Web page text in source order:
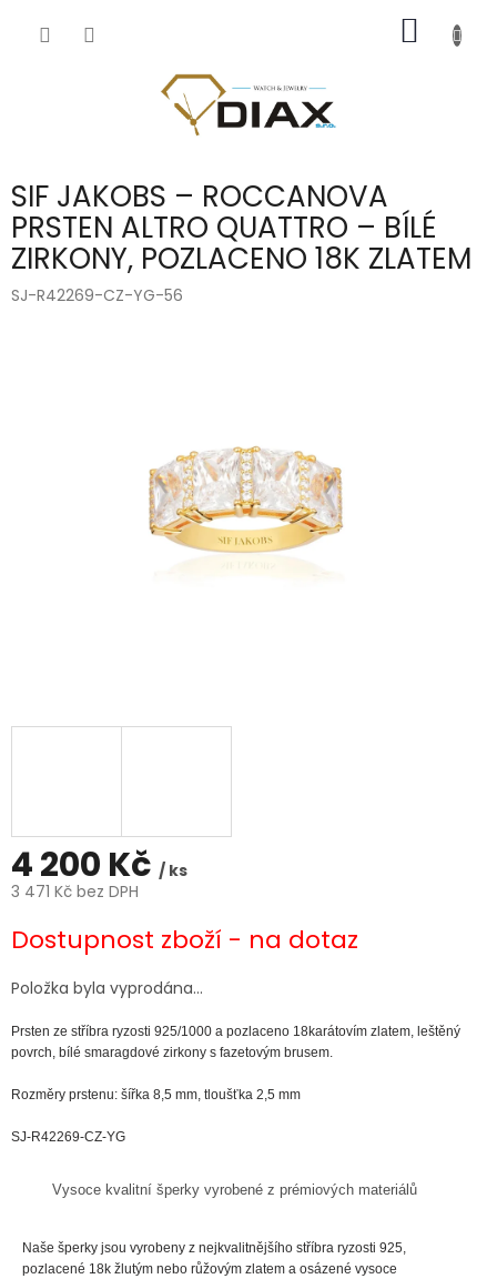
KOŠÍK
SIF JAKOBS – ROCCANOVA
PRSTEN ALTRO QUATTRO – BÍLÉ
ZIRKONY, POZLACENO 18K ZLATEM
SJ-R42269-CZ-YG-56
4 200 Kč / ks
3 471 Kč bez DPH
cena:
Dostupnost zboží - na dotaz
Položka byla vyprodána…
Prsten ze stříbra ryzosti 925/1000 a pozlaceno 18karátovím zlatem, leštěný
povrch, bílé smaragdové zirkony s fazetovým brusem.
Rozměry prstenu: šířka 8,5 mm, tloušťka 2,5 mm
SJ-R42269-CZ-YG
Vysoce kvalitní šperky vyrobené z prémiových materiálů
Naše šperky jsou vyrobeny z nejkvalitnějšího stříbra ryzosti 925,
pozlacené 18k žlutým nebo růžovým zlatem a osázené vysoce